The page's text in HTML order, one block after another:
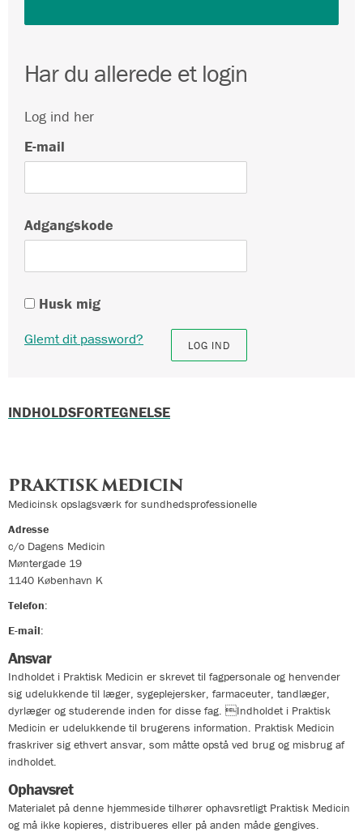
Har du allerede et login
Log ind her
E-mail
Adgangskode
Husk mig
Glemt dit password?
INDHOLDSFORTEGNELSE
PRAKTISK MEDICIN
Medicinsk opslagsværk for sundhedsprofessionelle
Adresse
c/o Dagens Medicin
Møntergade 19
1140 København K
Telefon:
E-mail:
Ansvar
Indholdet i Praktisk Medicin er skrevet til fagpersonale og henvender
sig udelukkende til læger, sygeplejersker, farmaceuter, tandlæger,
dyrlæger og studerende inden for disse fag. Indholdet i Praktisk
Medicin er udelukkende til brugerens information. Praktisk Medicin
fraskriver sig ethvert ansvar, som måtte opstå ved brug og misbrug af
indholdet.
Ophavsret
Materialet på denne hjemmeside tilhører ophavsretligt Praktisk Medicin
og må ikke kopieres, distribueres eller på anden måde gengives.